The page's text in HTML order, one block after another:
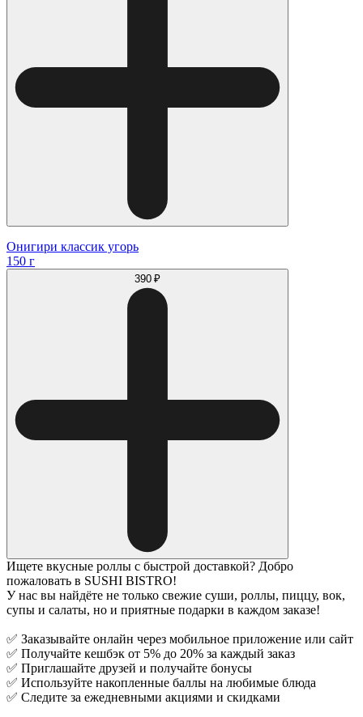
Онигири классик угорь
150 г
390 ₽
Ищете вкусные роллы с быстрой доставкой? Добро
пожаловать в SUSHI BISTRO!
У нас вы найдёте не только свежие суши, роллы, пиццу, вок,
супы и салаты, но и приятные подарки в каждом заказе!
✅ Заказывайте онлайн через мобильное приложение или сайт
✅ Получайте кешбэк от 5% до 20% за каждый заказ
✅ Приглашайте друзей и получайте бонусы
✅ Используйте накопленные баллы на любимые блюда
✅ Следите за ежедневными акциями и скидками